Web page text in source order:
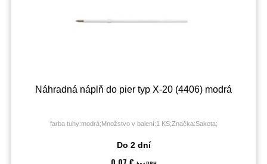
Náhradná náplň do pier typ X-20 (4406) modrá
farba tuhy:modrá;Množstvo v balení:1 KS;Značka:Sakota;
Do 2 dní